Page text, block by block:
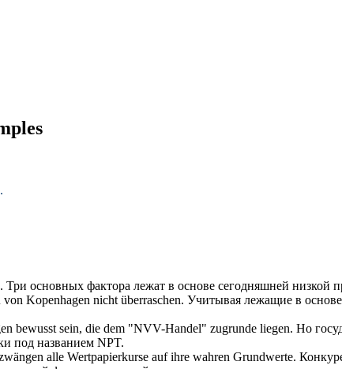
.
. Три основных фактора лежат в основе сегодняшней низкой
von Kopenhagen nicht überraschen. Учитывая лежащие в основе
bewusst sein, die dem "NVV-Handel" zugrunde liegen. Но
под названием NPT.
alle Wertpapierkurse auf ihre wahren Grundwerte.